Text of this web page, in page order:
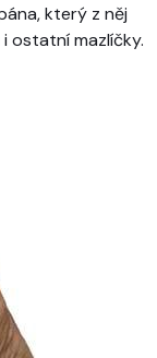
který z něj
ostatní mazlíčky.